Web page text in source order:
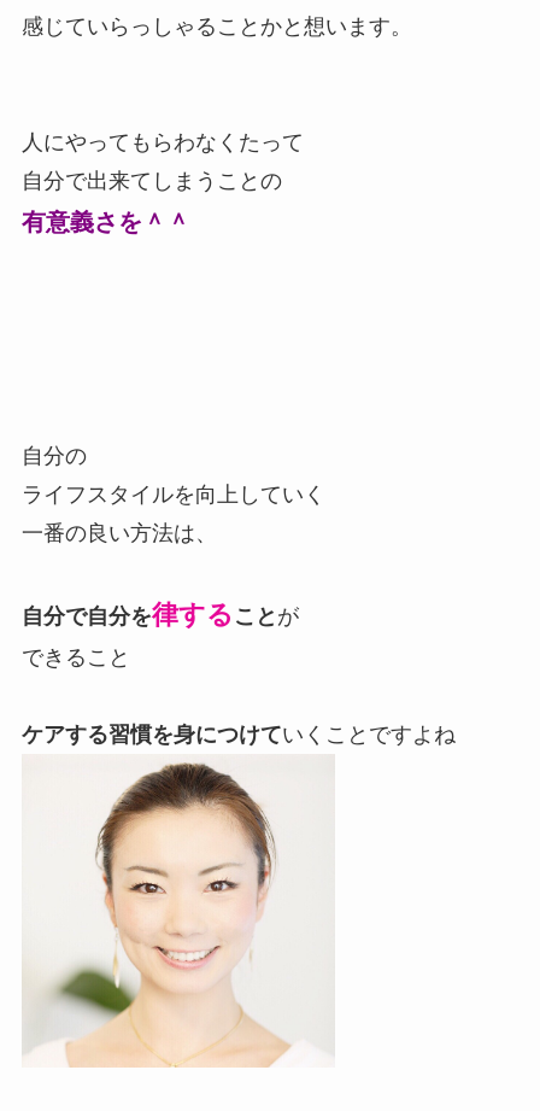
感じていらっしゃることかと想います。
人にやってもらわなくたって
自分で出来てしまうことの
有意義さを＾＾
自分の
ライフスタイルを向上していく
一番の良い方法は、
自分で自分を律する こと が
できること
ケアする習慣を身につけていくことですよね